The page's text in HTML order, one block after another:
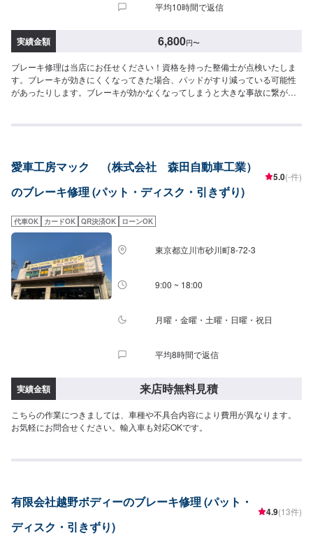
平均10時間で返信
実績金額 6,800円〜
ブレーキ修理は当店にお任せください！資格を持った整備士が点検いたしま
す。ブレーキが効きにくくなってきた場合、パッドがすり減っている可能性
があったりします。ブレーキが効かなくなってしまうと大きな事故に繋がっ
11,300円~
愛車工房マック （株式会社 森田自動車工業）
のブレーキ修理 (パット・ディスク・引きずり)
5.0(-件)
代車OK カードOK QR決済OK ローンOK
東京都立川市砂川町8-72-3
9:00 ~ 18:00
月曜・金曜・土曜・日曜・祝日
平均8時間で返信
実績金額 来店時無料見積
こちらの作業につきましては、車種や不具合内容により費用が異なります。
お気軽にお問合せください。輸入車も対応OKです。
有限会社越野ボディーのブレーキ修理 (パット・
ディスク・引きずり)
4.9(13件)